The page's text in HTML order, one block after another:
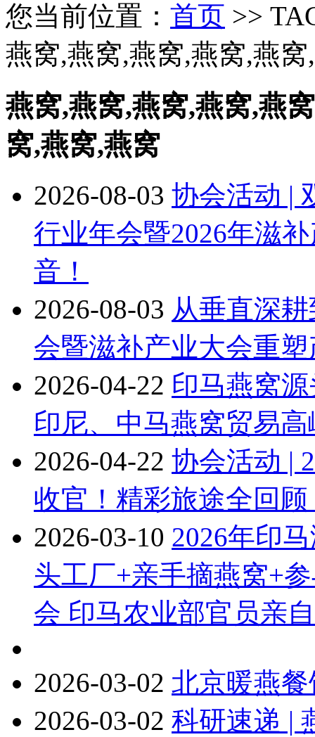
您当前位置： 首页 >>
燕窝,燕窝,燕窝,燕窝,燕
燕窝,燕窝,燕窝,燕窝,燕
窝,燕窝,燕窝
2026-08-03 协会活动 |
行业年会暨2026年滋
音！
2026-08-03 从垂直深
会暨滋补产业大会重
2026-04-22 印马燕窝
印尼、中马燕窝贸易
2026-04-22 协会活动 |
收官！精彩旅途全回顾
2026-03-10 2026年印
头工厂+亲手摘燕窝+
会 印马农业部官员亲
2026-03-02 北京暖燕
2026-03-02 科研速递 |